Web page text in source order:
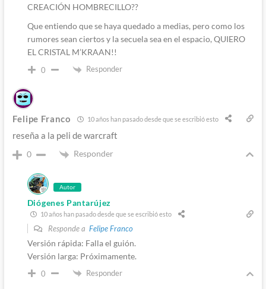
CREACIÓN HOMBRECILLO??
Que entiendo que se haya quedado a medias, pero como los
rumores sean ciertos y la secuela sea en el espacio, QUIERO
EL CRISTAL M’KRAAN!!
0 Responder
Felipe Franco 10 años han pasado desde que se escribió esto
reseña a la peli de warcraft
0 Responder
Autor
Diógenes Pantarújez
10 años han pasado desde que se escribió esto
Responde a Felipe Franco
Versión rápida: Falla el guión.
Versión larga: Próximamente.
0 Responder